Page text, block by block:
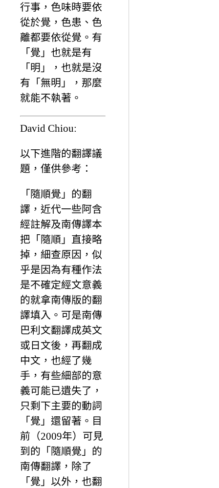
行事，色味時要依
從於覺，色患、色
離都要依從覺。有
「覺」也就是有
「明」，也就是沒
有「無明」，那麼
就能不執著。
David Chiou:
以下進階的翻譯議
題，僅供參考：
「隨順覺」的翻
譯，近代一些阿含
經註解及南傳譯本
把「隨順」直接略
掉，細查原因，似
乎是因為有種作法
是不確定經文意義
的就拿南傳版的翻
譯填入。可是南傳
巴利文翻譯成英文
或日文後，再翻成
中文，也經了幾
手，有些細部的意
義可能已遺失了，
只剩下主要的動詞
「覺」還留著。目
前（2009年）可見
到的「隨順覺」的
南傳翻譯，除了
「覺」以外，也翻